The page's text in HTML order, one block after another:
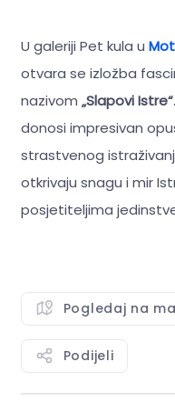
U galeriji Pet kula u
otvara se izložba
nazivom „Slapovi Istre“
donosi impresivan
strastvenog
otkrivaju snagu i mir
posjetiteljima
Pogledaj na
Podijeli